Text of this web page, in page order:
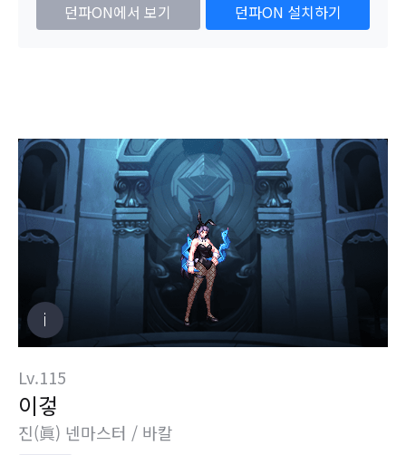
던파ON에서 보기 던파ON 설치하기
Lv.115
이겋
진(眞) 넨마스터 / 바칼